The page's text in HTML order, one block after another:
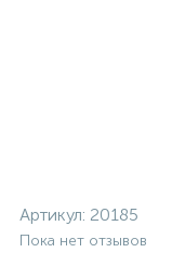
Артикул: 20185
Пока нет отзывов